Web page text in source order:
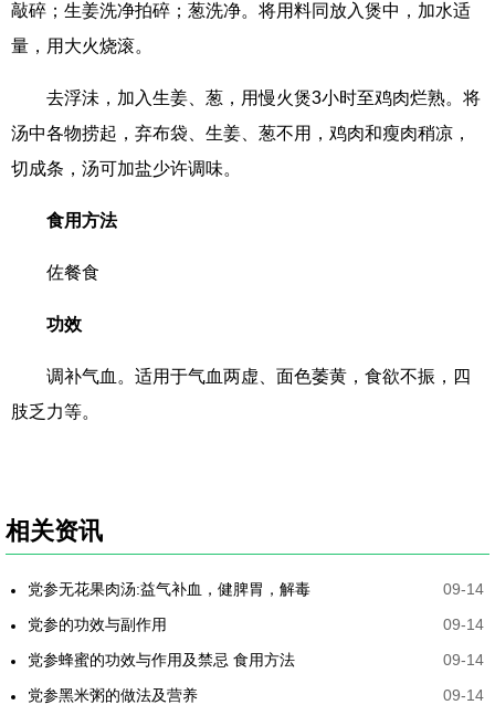
敲碎；生姜洗净拍碎；葱洗净。将用料同放入煲中，加水适
量，用大火烧滚。
去浮沬，加入生姜、葱，用慢火煲3小时至鸡肉烂熟。将
汤中各物捞起，弃布袋、生姜、葱不用，鸡肉和瘦肉稍凉，
切成条，汤可加盐少许调味。
食用方法
佐餐食
功效
调补气血。适用于气血两虚、面色萎黄，食欲不振，四
肢乏力等。
相关资讯
党参无花果肉汤:益气补血，健脾胃，解毒
09-14
党参的功效与副作用
09-14
党参蜂蜜的功效与作用及禁忌 食用方法
09-14
党参黑米粥的做法及营养
09-14